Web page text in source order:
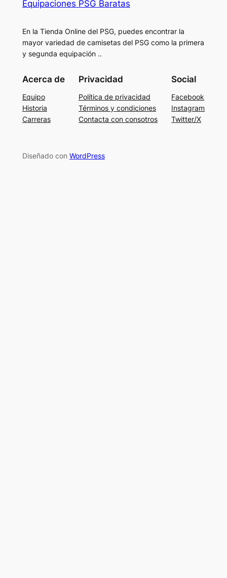
Equipaciones PSG Baratas
En la Tienda Online del PSG, puedes encontrar la
mayor variedad de camisetas del PSG como la primera
y segunda equipación ..
Acerca de
Equipo
Historia
Carreras
Privacidad
Política de privacidad
Términos y condiciones
Contacta con consotros
Social
Facebook
Instagram
Twitter/X
Diseñado con WordPress